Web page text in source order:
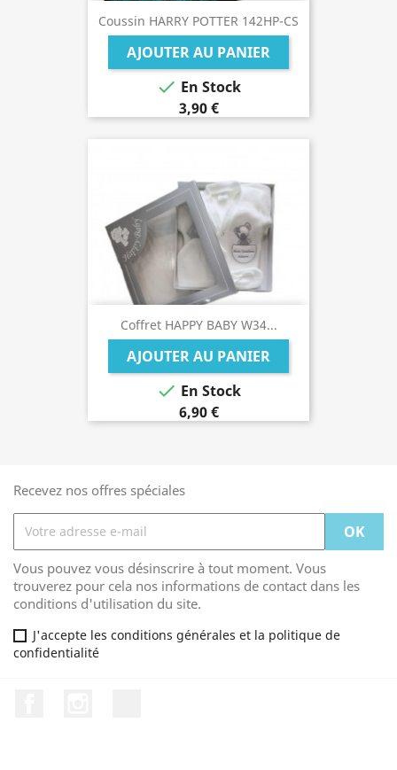
Coussin HARRY POTTER 142HP-CS
AJOUTER AU PANIER
 En Stock
3,90 €
Coffret HAPPY BABY W34...
AJOUTER AU PANIER
 En Stock
6,90 €
Recevez nos offres spéciales
Vous pouvez vous désinscrire à tout moment. Vous
trouverez pour cela nos informations de contact dans les
conditions d'utilisation du site.
J'accepte les conditions générales et la politique de
confidentialité